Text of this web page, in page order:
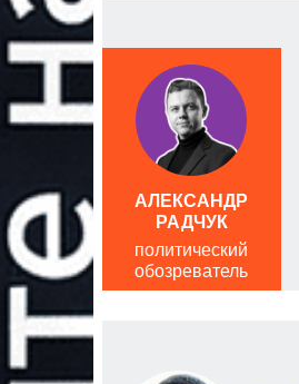
АЛЕКСАНДР
РАДЧУК
политический
обозреватель